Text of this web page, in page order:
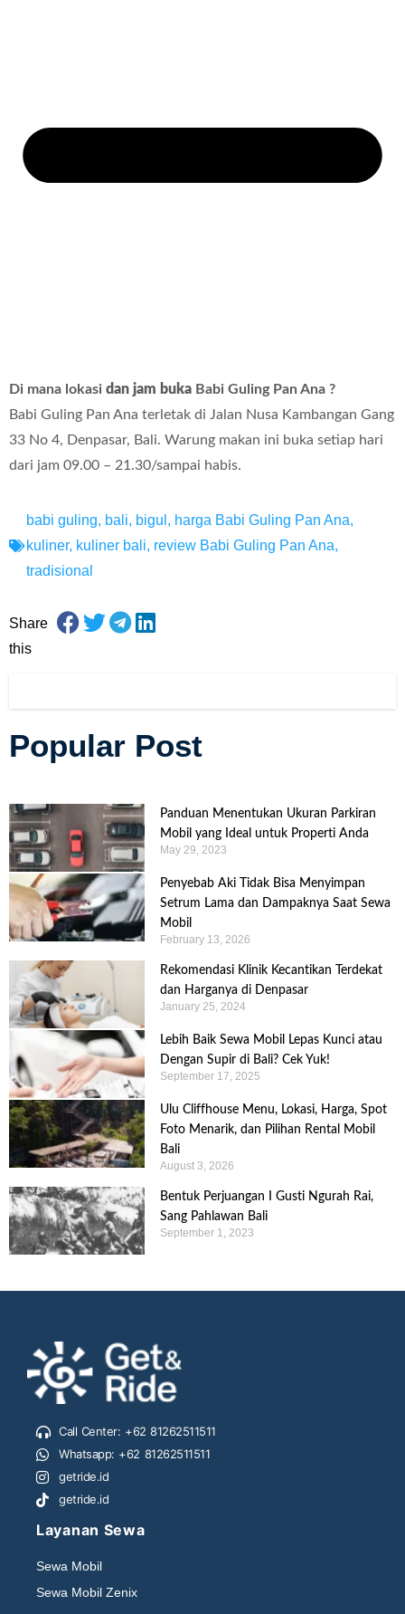
Di mana lokasi dan jam buka Babi Guling Pan Ana ?
Babi Guling Pan Ana terletak di Jalan Nusa Kambangan Gang
33 No 4, Denpasar, Bali. Warung makan ini buka setiap hari
dari jam 09.00 – 21.30/sampai habis.
babi guling, bali, bigul , harga Babi Guling Pan Ana,
kuliner, kuliner bali, review Babi Guling Pan Ana,
tradisional
Share
this
Popular Post
Panduan Menentukan Ukuran Parkiran
Mobil yang Ideal untuk Properti Anda
May 29, 2023
Penyebab Aki Tidak Bisa Menyimpan
Setrum Lama dan Dampaknya Saat Sewa
Mobil
February 13, 2026
Rekomendasi Klinik Kecantikan Terdekat
dan Harganya di Denpasar
January 25, 2024
Lebih Baik Sewa Mobil Lepas Kunci atau
Dengan Supir di Bali? Cek Yuk!
September 17, 2025
Ulu Cliffhouse Menu, Lokasi, Harga, Spot
Foto Menarik, dan Pilihan Rental Mobil
Bali
August 3, 2026
Bentuk Perjuangan I Gusti Ngurah Rai,
Sang Pahlawan Bali
September 1, 2023
Call Center: +62 81262511511
Whatsapp: +62 81262511511
getride.id
getride.id
Layanan Sewa
Sewa Mobil
Sewa Mobil Zenix